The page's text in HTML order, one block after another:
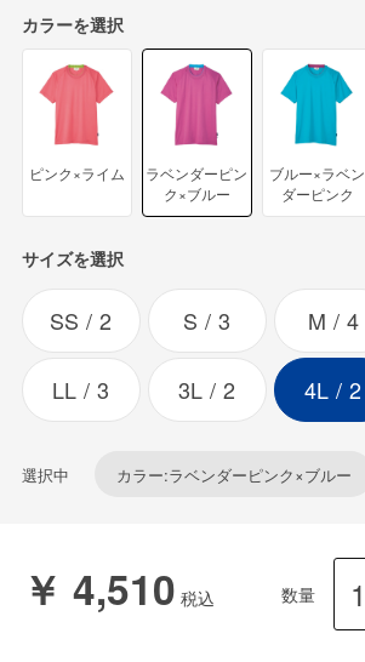
カラーを選択
ピンク×ライム
ラベンダーピン
ク×ブルー
ブルー×ラベン
ダーピンク
サイズを選択
SS 2 S 3 M 4
LL 3 3L 2 4L 2
選択中 カラー:ラベンダーピンク×ブルー
￥ 4,510 数量